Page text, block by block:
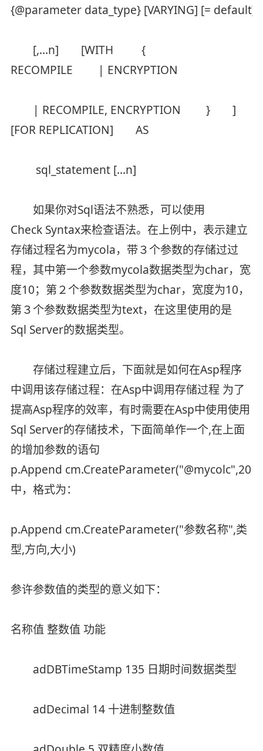
{@parameter data_type} [VARYING] [=
[,...n] [WITH {
RECOMPILE | ENCRYPTION
| RECOMPILE, ENCRYPTION } ]
[FOR REPLICATION] AS
sql_statement [...n]
如果你对Sql语法不熟悉，可以使用
Check Syntax来检查语法。在上例中，表示建立
存储过程名为mycola，带３个参数的存储过过
程，其中第一个参数mycola数据类型为char，宽
度10；第２个参数数据类型为char，宽度为10，
第３个参数数据类型为text，在这里使用的是
Sql Server的数据类型。
存储过程建立后，下面就是如何在Asp程序
中调用该存储过程：在Asp中调用存储过程 为了
提高Asp程序的效率，有时需要在Asp中使用使用
Sql Server的存储技术，下面简单作一个,在上面
的增加参数的语句
p.Append
中，格式为：
p.Append cm.CreateParameter("参数名称",类
型,方向,大小)
参许参数值的类型的意义如下：
名称值 整数值 功能
adDBTimeStamp 135 日期时间数据类型
adDecimal 14 十进制整数值